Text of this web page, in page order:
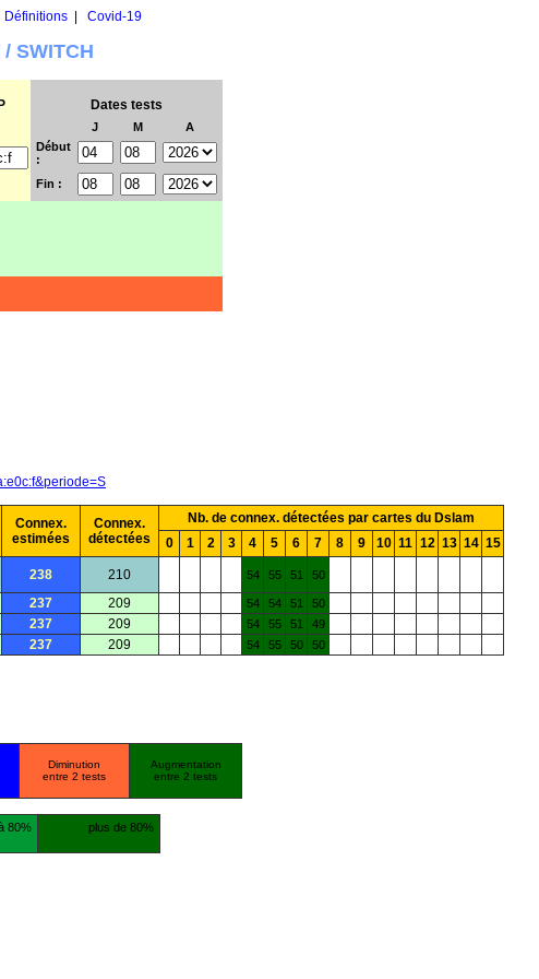
Définitions| Covid-19
SWITCH
Dates tests
J M
A
Début
:
Fin :
Connex.
estimées
Connex.
détectées
Nb. de connex. détectées par cartes du Dslam
0
1 2 3 4 5 6 7 8 9 10 11 12 13 14 15
238 210 54 55 51 50
237 209 54 54 51
50
237 209 54 55 51
49
237 209 54 55 50 50
Diminution
entre 2 tests
Augmentation
entre 2 tests
80% plus de 80%